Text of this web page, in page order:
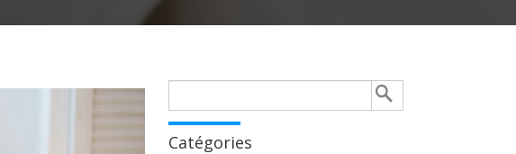
Catégories